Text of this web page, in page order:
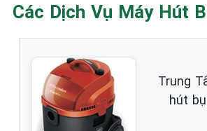
Các Dịch Vụ Máy Hút
Trung
hút